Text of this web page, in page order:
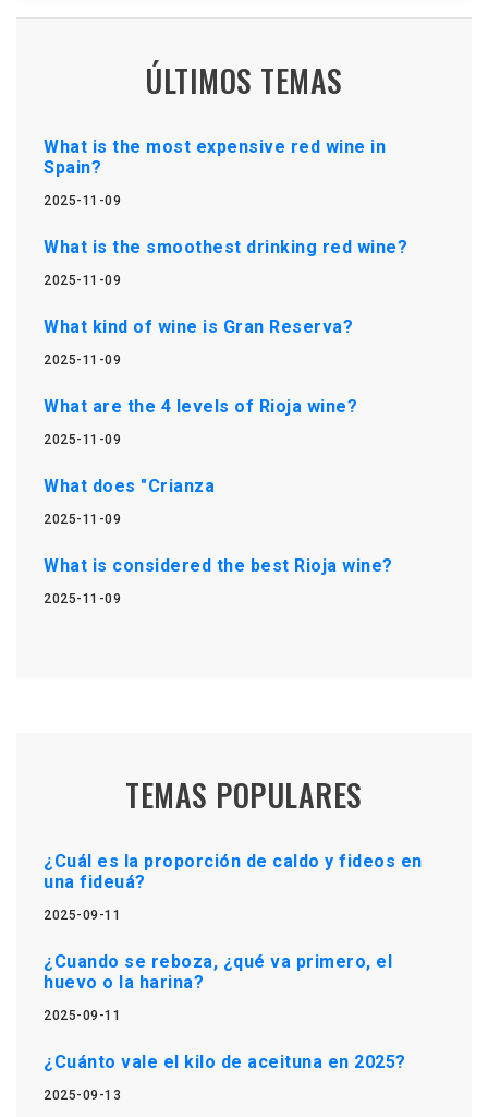
ÚLTIMOS TEMAS
What is the most expensive red wine in
Spain?
2025-11-09
What is the smoothest drinking red wine?
2025-11-09
What kind of wine is Gran Reserva?
2025-11-09
What are the 4 levels of Rioja wine?
2025-11-09
What does "Crianza
2025-11-09
What is considered the best Rioja wine?
2025-11-09
TEMAS POPULARES
¿Cuál es la proporción de caldo y fideos en
una fideuá?
2025-09-11
¿Cuando se reboza, ¿qué va primero, el
huevo o la harina?
2025-09-11
¿Cuánto vale el kilo de aceituna en 2025?
2025-09-13